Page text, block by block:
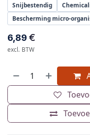
Snijbestendig
Bescherming micro-
6,89 €
excl. BTW